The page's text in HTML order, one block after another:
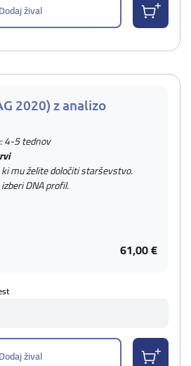
Dodaj žival
2020) z analizo
4-5 tednov
mu želite določiti starševstvo.
DNA profil.
61,00 €
Dodaj žival